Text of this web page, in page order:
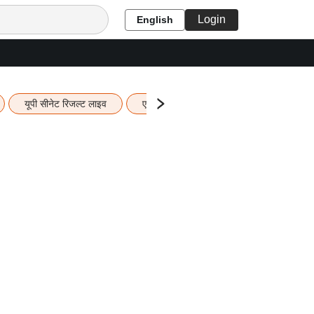
English Login
यूपी सीनेट रिजल्ट लाइव एचबीएसई 12वीं का रिजल्ट लाइव